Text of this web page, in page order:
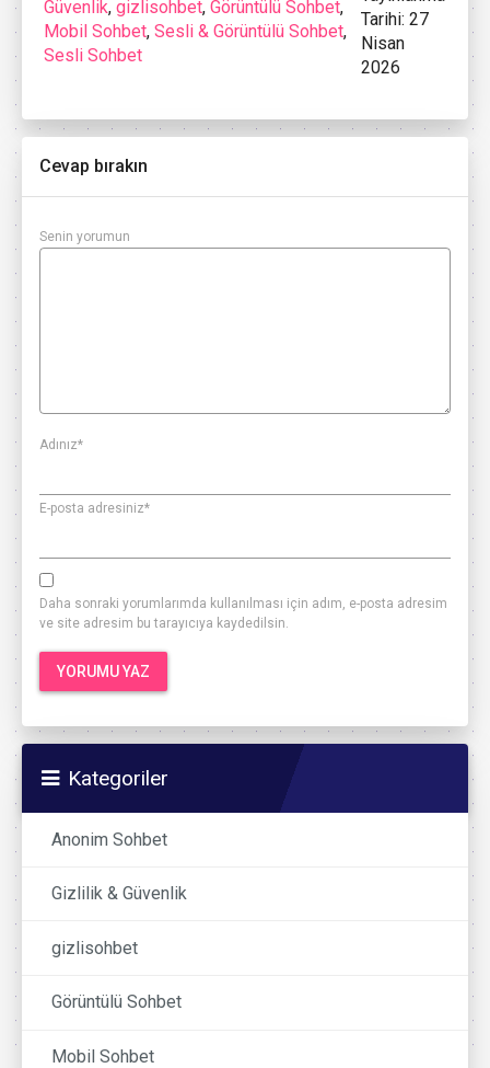
Güvenlik, gizlisohbet, Görüntülü Sohbet,
Mobil Sohbet, Sesli & Görüntülü Sohbet,
Sesli Sohbet
Tarihi: 27
Nisan
2026
Cevap bırakın
Senin yorumun
Adınız*
E-posta adresiniz*
Daha sonraki yorumlarımda kullanılması için adım, e-posta adresim
ve site adresim bu tarayıcıya kaydedilsin.
Kategoriler
Anonim Sohbet
Gizlilik & Güvenlik
gizlisohbet
Görüntülü Sohbet
Mobil Sohbet